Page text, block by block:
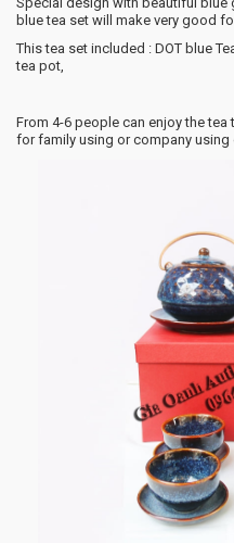
blue tea set will make very good
This tea set included : DOT blue
tea pot,
From 4-6 people can enjoy the
for family using or company